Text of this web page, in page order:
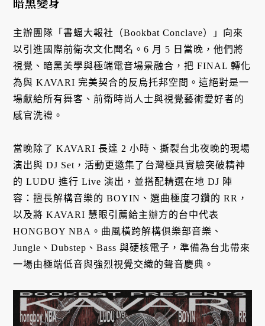
主辦團隊「書蝠大報社（Bookbat Conclave）」向來
以引進國際前衛次文化聞名。6 月 5 日當晚，他們將
視覺、暗黑美學與極端電音場景融合，把 FINAL 轉化
為與 KAVARI 完美契合的反烏托邦空間。這絕對是一
場獻給所有舞客、前衛時尚人士與視覺藝術愛好者的
感官洗禮。
當晚除了 KAVARI 長達 2 小時、撕裂台北夜晚的現場
演出與 DJ Set，活動更邀集了台灣極具實驗突破精神
的 LUDU 進行 Live 演出，並搭配精選在地 DJ 陣
容：擅長解構音樂的 BOYIN、選曲極度刁鑽的 RR，
以及將 KAVARI 慧眼引薦給主辦方的台中代表
HONGBOY NBA。曲風橫跨解構俱樂部音樂、
Jungle、Dubstep、Bass 與硬核電子，準備為台北帶來
一場由極端低音與強烈視覺交織的聲音慶典。